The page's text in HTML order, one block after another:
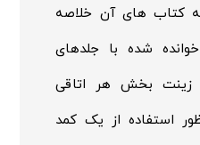
کتاب های آن خلاصه
شده با جلدهای
زینت بخش هر اتاقی
استفاده از یک کمد